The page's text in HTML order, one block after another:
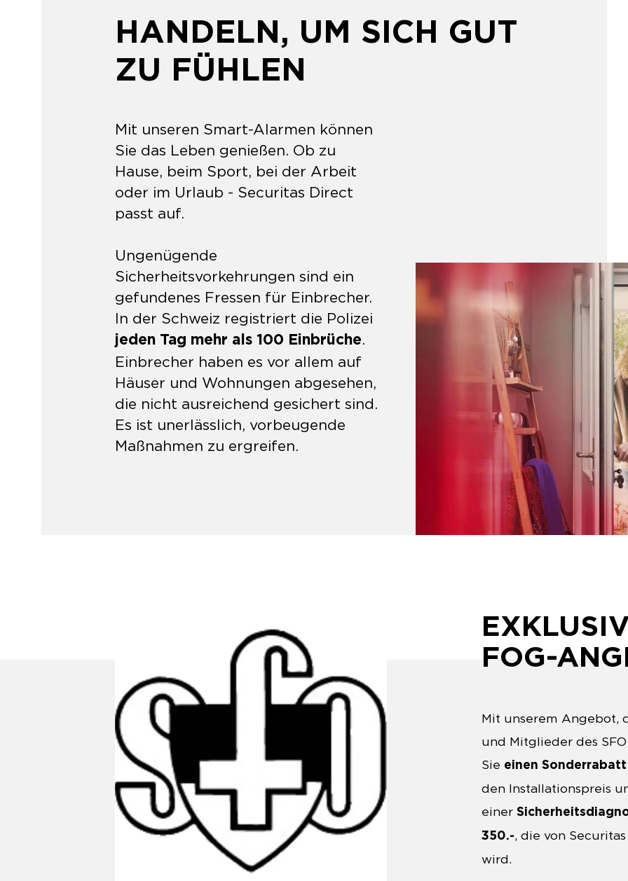
HANDELN, UM SICH GUT
ZU FÜHLEN
Mit unseren Smart-Alarmen können
Sie das Leben genießen. Ob zu
Hause, beim Sport, bei der Arbeit
oder im Urlaub - Securitas Direct
passt auf.
Ungenügende
Sicherheitsvorkehrungen sind ein
gefundenes Fressen für Einbrecher.
In der Schweiz registriert die Polizei
jeden Tag mehr als 100 Einbrüche.
Einbrecher haben es vor allem auf
Häuser und Wohnungen abgesehen,
die nicht ausreichend gesichert sind.
Es ist unerlässlich, vorbeugende
Maßnahmen zu ergreifen.
FOG-
Mit unserem Angebot,
und Mitglieder des
Sie einen Sonderrabatt
den Installationspreis
einer
350.-, die von
wird.